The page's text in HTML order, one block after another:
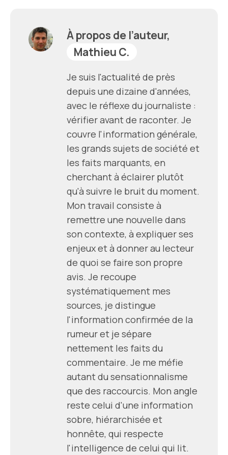
À propos de l’auteur,
Mathieu C.
Je suis l'actualité de près
depuis une dizaine d'années,
avec le réflexe du journaliste :
vérifier avant de raconter. Je
couvre l'information générale,
les grands sujets de société et
les faits marquants, en
cherchant à éclairer plutôt
qu'à suivre le bruit du moment.
Mon travail consiste à
remettre une nouvelle dans
son contexte, à expliquer ses
enjeux et à donner au lecteur
de quoi se faire son propre
avis. Je recoupe
systématiquement mes
sources, je distingue
l'information confirmée de la
rumeur et je sépare
nettement les faits du
commentaire. Je me méfie
autant du sensationnalisme
que des raccourcis. Mon angle
reste celui d'une information
sobre, hiérarchisée et
honnête, qui respecte
l'intelligence de celui qui lit.